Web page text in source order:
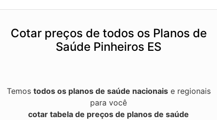
Cotar preços de todos os Planos de
Saúde Pinheiros ES
Temos todos os planos de saúde nacionaise regionais
para você
cotar tabela de preços de planos de saúde